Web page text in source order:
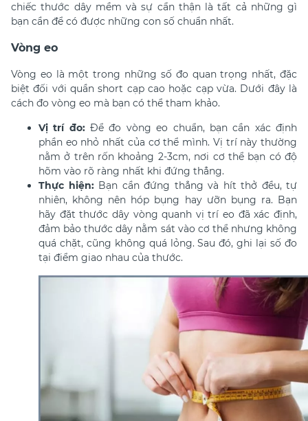
chiếc thước dây mềm và sự cẩn thận là tất cả những gì
bạn cần để có được những con số chuẩn nhất.
Vòng eo
Vòng eo là một trong những số đo quan trọng nhất, đặc
biệt đối với quần short cạp cao hoặc cạp vừa. Dưới đây là
cách đo vòng eo mà bạn có thể tham khảo.
Vị trí đo:Để đo vòng eo chuẩn, bạn cần xác định
phần eo nhỏ nhất của cơ thể mình. Vị trí này thường
nằm ở trên rốn khoảng 2-3cm, nơi cơ thể bạn có độ
hõm vào rõ ràng nhất khi đứng thẳng.
Thực hiện:Bạn cần đứng thẳng và hít thở đều, tự
nhiên, không nên hóp bụng hay ưỡn bụng ra. Bạn
hãy đặt thước dây vòng quanh vị trí eo đã xác định,
đảm bảo thước dây nằm sát vào cơ thể nhưng không
quá chặt, cũng không quá lỏng. Sau đó, ghi lại số đo
tại điểm giao nhau của thước.